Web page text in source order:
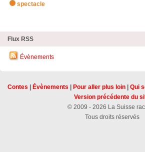
spectacle
Flux RSS
Évènements
Contes Évènements Pour aller plus loin| Qui
Version précédente du
© 2009 - 2026 La Suisse
Tous droits réservés